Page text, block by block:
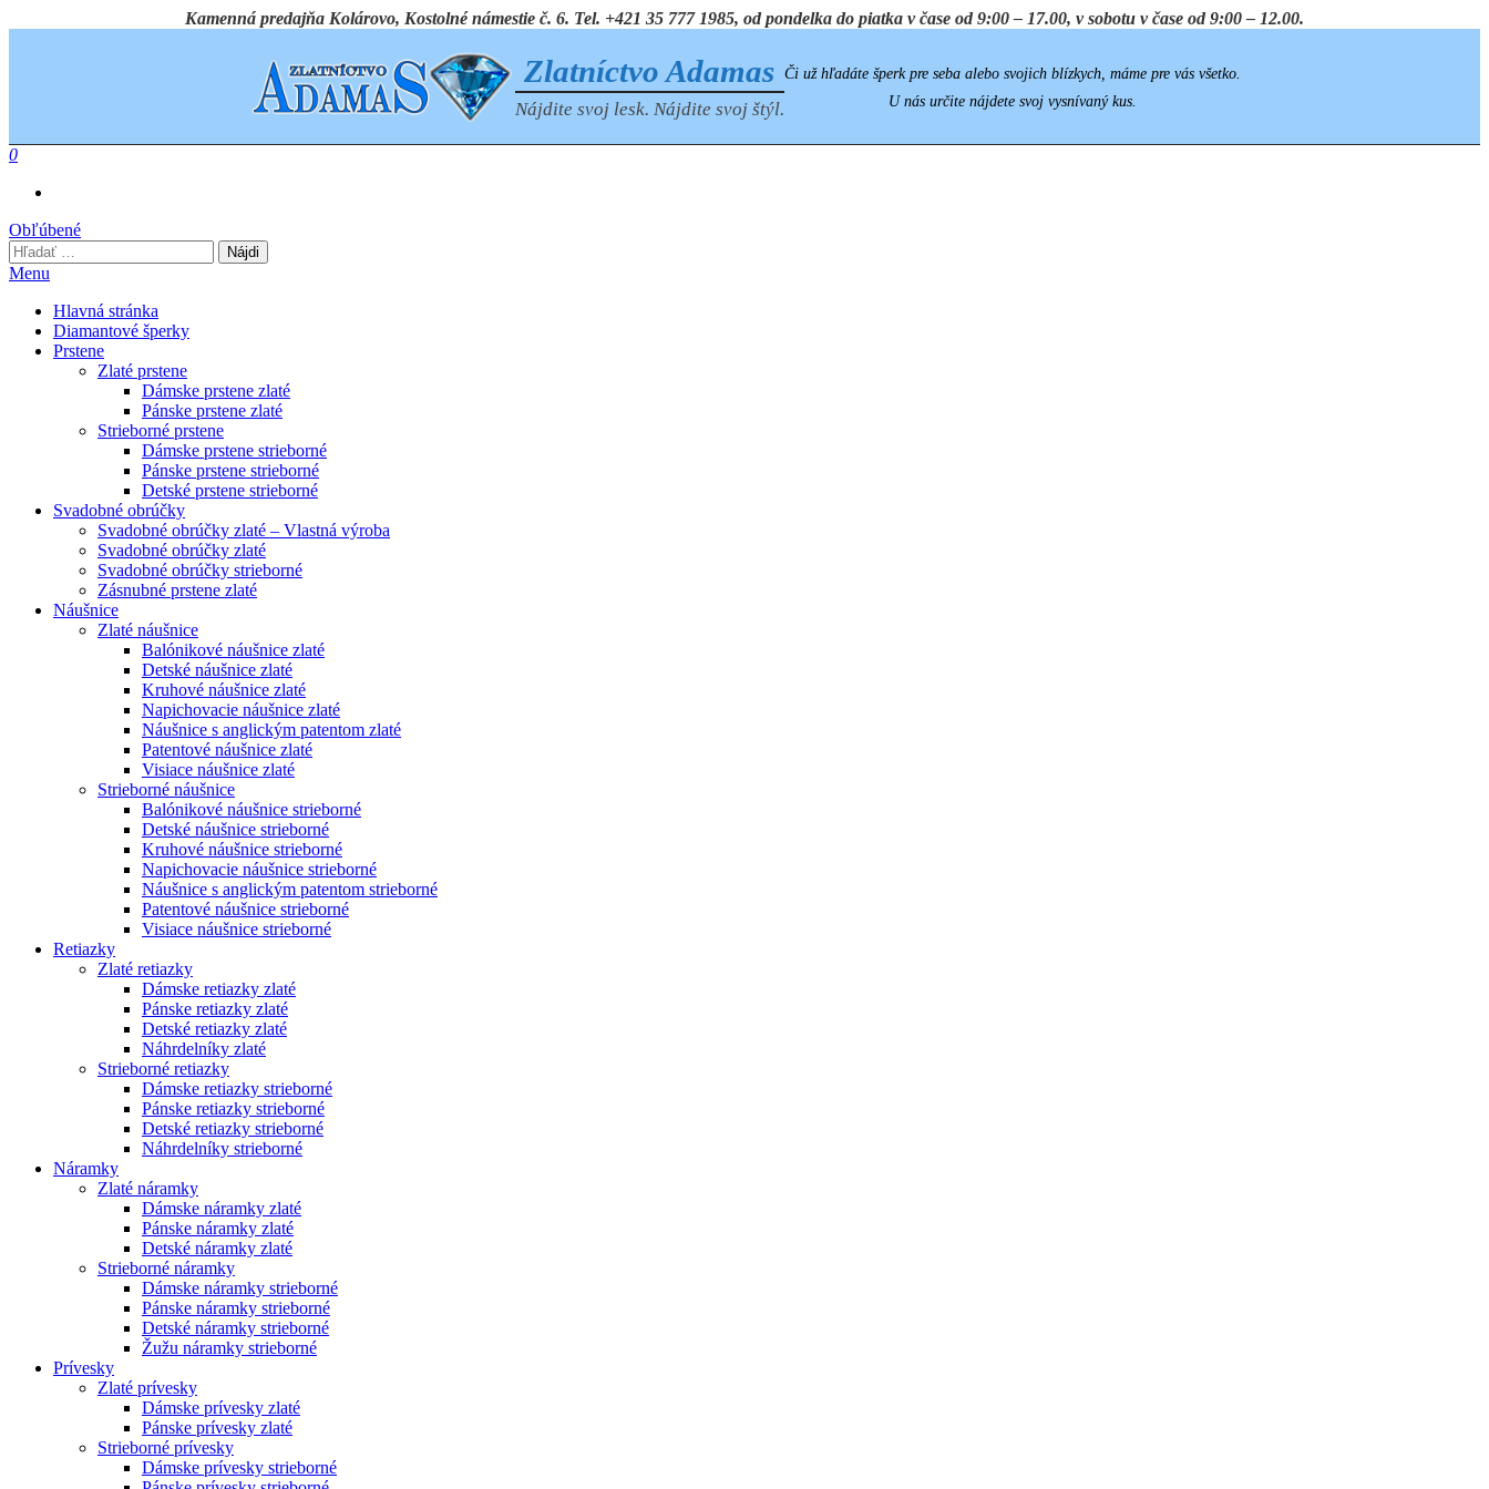
Kamenná predajňa Kolárovo, Kostolné námestie č. 6. Tel. +421 35 777 1985, od pondelka do piatka v čase od 9:00 – 17.00, v sobotu v čase od 9:00 – 12.00.
Zlatníctvo Adamas
Nájdite svoj lesk. Nájdite svoj štýl.
Či už hľadáte šperk pre seba alebo svojich blízkych, máme pre vás všetko.
U nás určite nájdete svoj vysnívaný kus.
0
Obľúbené
Hľadať:
Menu
Hlavná stránka
Diamantové šperky
Prstene
Zlaté prstene
Dámske prstene zlaté
Pánske prstene zlaté
Strieborné prstene
Dámske prstene strieborné
Pánske prstene strieborné
Detské prstene strieborné
Svadobné obrúčky
Svadobné obrúčky zlaté – Vlastná výroba
Svadobné obrúčky zlaté
Svadobné obrúčky strieborné
Zásnubné prstene zlaté
Náušnice
Zlaté náušnice
Balónikové náušnice zlaté
Detské náušnice zlaté
Kruhové náušnice zlaté
Napichovacie náušnice zlaté
Náušnice s anglickým patentom zlaté
Patentové náušnice zlaté
Visiace náušnice zlaté
Strieborné náušnice
Balónikové náušnice strieborné
Detské náušnice strieborné
Kruhové náušnice strieborné
Napichovacie náušnice strieborné
Náušnice s anglickým patentom strieborné
Patentové náušnice strieborné
Visiace náušnice strieborné
Retiazky
Zlaté retiazky
Dámske retiazky zlaté
Pánske retiazky zlaté
Detské retiazky zlaté
Náhrdelníky zlaté
Strieborné retiazky
Dámske retiazky strieborné
Pánske retiazky strieborné
Detské retiazky strieborné
Náhrdelníky strieborné
Náramky
Zlaté náramky
Dámske náramky zlaté
Pánske náramky zlaté
Detské náramky zlaté
Strieborné náramky
Dámske náramky strieborné
Pánske náramky strieborné
Detské náramky strieborné
Žužu náramky strieborné
Prívesky
Zlaté prívesky
Dámske prívesky zlaté
Pánske prívesky zlaté
Strieborné prívesky
Dámske prívesky strieborné